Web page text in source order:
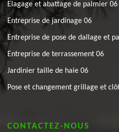
Elagage et abattage de palmier 06
Entreprise de jardinage 06
Entreprise de pose de dallage et
Entreprise de terrassement 06
Jardinier taille de haie 06
Pose et changement grillage et
CONTACTEZ-NOUS